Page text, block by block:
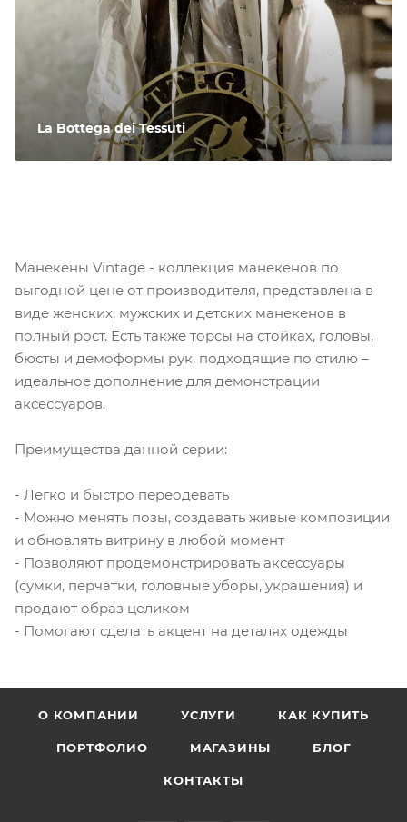
La Bottega dei Tessuti
Манекены Vintage - коллекция манекенов по
выгодной цене от производителя, представлена в
виде женских, мужских и детских манекенов в
полный рост. Есть также торсы на стойках, головы,
бюсты и демоформы рук, подходящие по стилю –
идеальное дополнение для демонстрации
аксессуаров.
Преимущества данной серии:
- Легко и быстро переодевать
- Можно менять позы, создавать живые композиции
и обновлять витрину в любой момент
- Позволяют продемонстрировать аксессуары
(сумки, перчатки, головные уборы, украшения) и
продают образ целиком
- Помогают сделать акцент на деталях одежды
О КОМПАНИИ УСЛУГИ КАК КУПИТЬ
ПОРТФОЛИО МАГАЗИНЫ БЛОГ
КОНТАКТЫ